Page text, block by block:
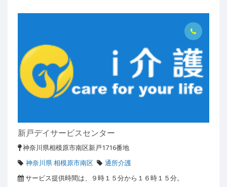
新戸デイサービスセンター
神奈川県相模原市南区新戸1716番地
神奈川県 相模原市南区
通所介護
サービス提供時間は、９時１５分から１６時１５分。